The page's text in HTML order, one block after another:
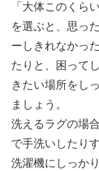
「大体このくら
を選ぶと、思っ
ーしきれなかっ
たりと、困って
きたい場所をし
ましょう。
洗えるラグの場
で手洗いしたり
洗濯機にしっか